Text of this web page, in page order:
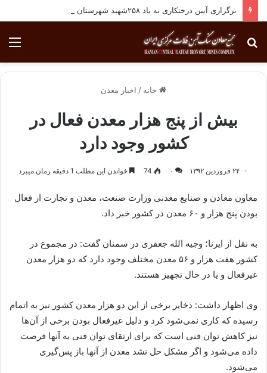
برگزاری آیین درختکاری به یاد ۲۵۸شهید شهرستان بافق
جستجو
برای
خانه / اخبار معدن
بیش از پنج هزار معدن فعال در
کشور وجود دارد
۲۴ فروردین ۱۳۹۲ ۰ 74 خواندن این مطلب 1 دقیقه زمان میبرد
معاون معادن و صنایع معدنی وزارت صنعت، معدن و تجارت از فعال
بودن پنج هزار و ۶۰ معدن در كشور خبر داد.
به نقل از ایرنا؛ وجیه الله جعفری در سمنان گفت: در مجموع در
كشور هفت هزار و ۵۶ معدن مختلف وجود دارد كه دو هزار معدن
غیرفعال و یا در حال تجهیز هستند.
وی اظهار داشت: ذخایر برخی از این دو هزار معدن كشور نیز به اتمام
رسیده كه كاری نمی‌شود كرد و دلیل غیرفعال بودن برخی از آن‌ها
نیز كاهش توان فنی است كه برای ارتقای توان فنی به آنها فرصت‌
داده می‌شود و اگر مشكل حل نشد معدن از آنها باز پس‌گیری
می‌شود.